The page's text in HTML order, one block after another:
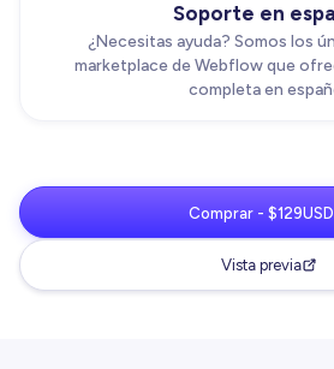
Soporte en
¿Necesitas ayuda? Somos los
marketplace de Webflow que
completa en
Comprar - $129USD
Vista previa